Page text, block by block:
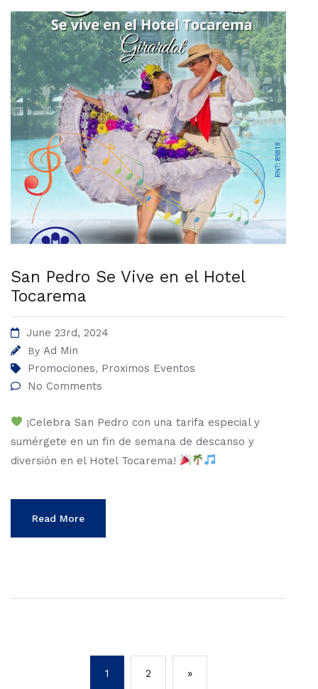
San Pedro Se Vive en el Hotel
Tocarema
June 23rd, 2024
By Ad Min
Promociones, Proximos Eventos
No Comments
¡Celebra San Pedro con una tarifa especial y
sumérgete en un fin de semana de descanso y
diversión en el Hotel Tocarema!
Read More
1 2 »